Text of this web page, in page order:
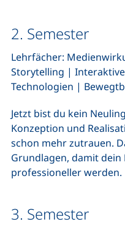
2. Semester
Lehrfächer:
Storytelling |
Technologien |
Jetzt bist du kein
Konzeption und
schon mehr zutrauen.
Grundlagen, damit
professioneller werden.
3. Semester